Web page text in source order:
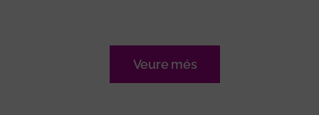
Veure més